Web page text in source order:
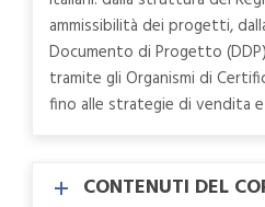
ammissibilità dei progetti,
Documento di Progetto
tramite gli Organismi di
fino alle strategie di vendita
CONTENUTI DEL